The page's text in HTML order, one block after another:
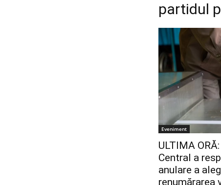
partidul
Eveniment
ULTIMA
Central a
anulare a
renumărarea